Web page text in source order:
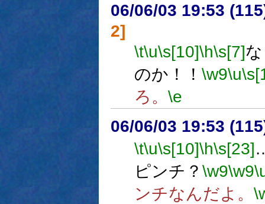
06/06/03 19:53
2]
\t\u\s[10]\h\s[7]
のか！！ \w9\u
ろ。 \e
06/06/03 19:53
\t\u\s[10]\h\s[23]
ピンチ？ \w9\w9
ンチなんだよ。